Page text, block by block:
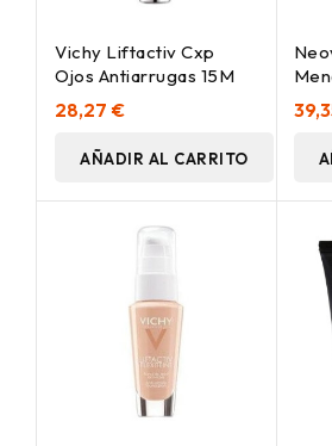
Vichy Liftactiv Cxp
Ojos Antiarrugas 15M
28,27 €
AÑADIR AL CARRITO